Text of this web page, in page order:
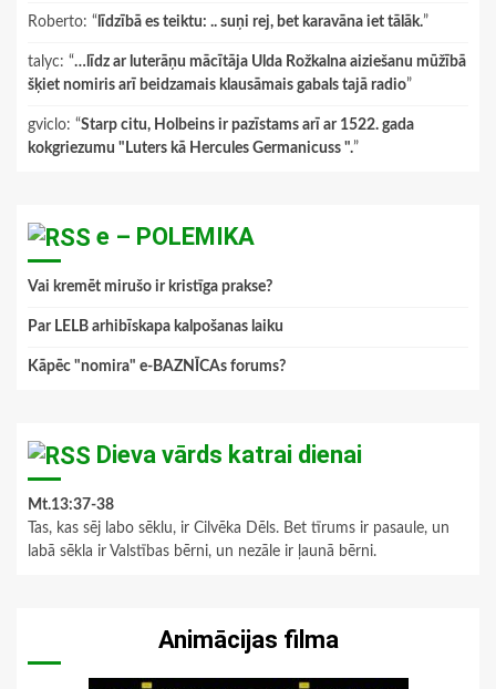
Roberto: “ līdzībā es teiktu: .. suņi rej, bet karavāna iet tālāk.”
talyc: “…līdz ar luterāņu mācītāja Ulda Rožkalna aiziešanu mūžībā
šķiet nomiris arī beidzamais klausāmais gabals tajā radio”
gviclo: “Starp citu, Holbeins ir pazīstams arī ar 1522. gada
kokgriezumu "Luters kā Hercules Germanicuss ".”
e – POLEMIKA
Vai kremēt mirušo ir kristīga prakse?
Par LELB arhibīskapa kalpošanas laiku
Kāpēc "nomira" e-BAZNĪCAs forums?
Dieva vārds katrai dienai
Mt.13:37-38
Tas, kas sēj labo sēklu, ir Cilvēka Dēls. Bet tīrums ir pasaule, un
labā sēkla ir Valstības bērni, un nezāle ir ļaunā bērni.
Animācijas filma